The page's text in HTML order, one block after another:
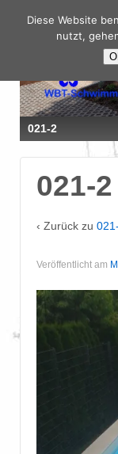
021-2
021-2
‹ Zurück zu
Veröffentlicht am
Diese Website
nutzt,